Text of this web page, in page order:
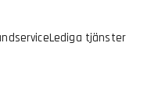
Lediga tjänster